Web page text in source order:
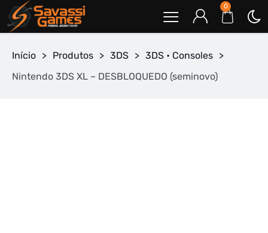
0
Início > Produtos > 3DS > 3DS • Consoles >
Nintendo 3DS XL – DESBLOQUEDO (seminovo)